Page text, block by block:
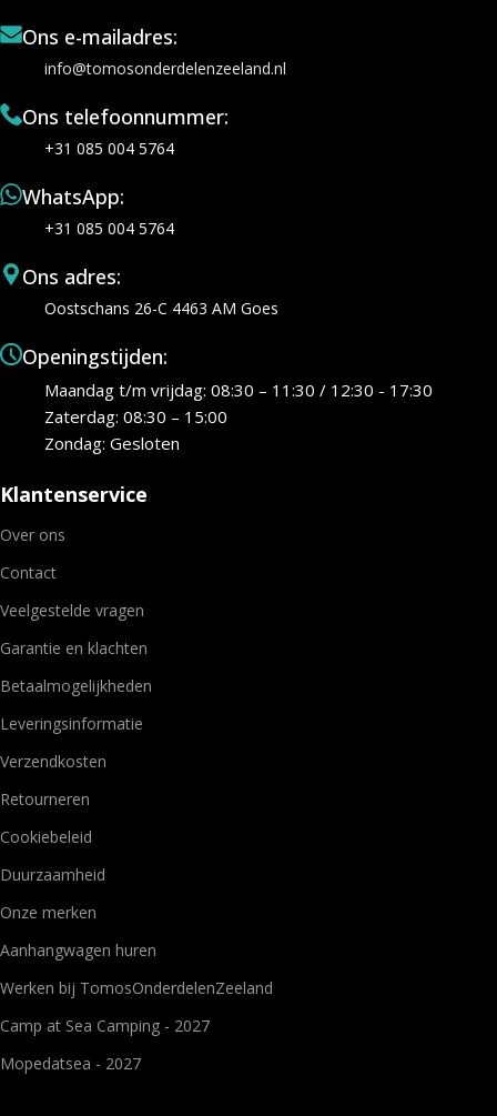
Ons e-mailadres:
info@tomosonderdelenzeeland.nl
Ons telefoonnummer:
+31 085 004 5764
WhatsApp:
+31 085 004 5764
Ons adres:
Oostschans 26-C 4463 AM Goes
Openingstijden:
Maandag t/m vrijdag: 08:30 – 11:30 / 12:30 - 17:30
Zaterdag: 08:30 – 15:00
Zondag: Gesloten
Klantenservice
Over ons
Contact
Veelgestelde vragen
Garantie en klachten
Betaalmogelijkheden
Leveringsinformatie
Verzendkosten
Retourneren
Cookiebeleid
Duurzaamheid
Onze merken
Aanhangwagen huren
Werken bij TomosOnderdelenZeeland
Camp at Sea Camping - 2027
Mopedatsea - 2027